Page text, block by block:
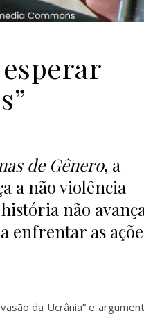
de Gênero, a
a não violência
não
enfrentar as
da Ucrânia” e